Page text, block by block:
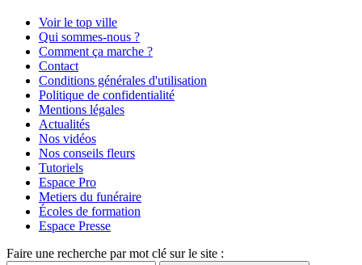
Voir le top ville
Qui sommes-nous ?
Comment ça marche ?
Contact
Conditions générales d'utilisation
Politique de confidentialité
Mentions légales
Actualités
Nos vidéos
Nos conseils fleurs
Tutoriels
Espace Pro
Metiers du funéraire
Écoles de formation
Espace Presse
Faire une recherche par mot clé sur le site :